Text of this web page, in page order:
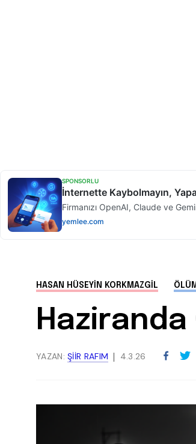
HASAN HÜSEYIN KORKMAZGIL
Haziranda
YAZAN:ŞIIR RAFIM 4.3.26